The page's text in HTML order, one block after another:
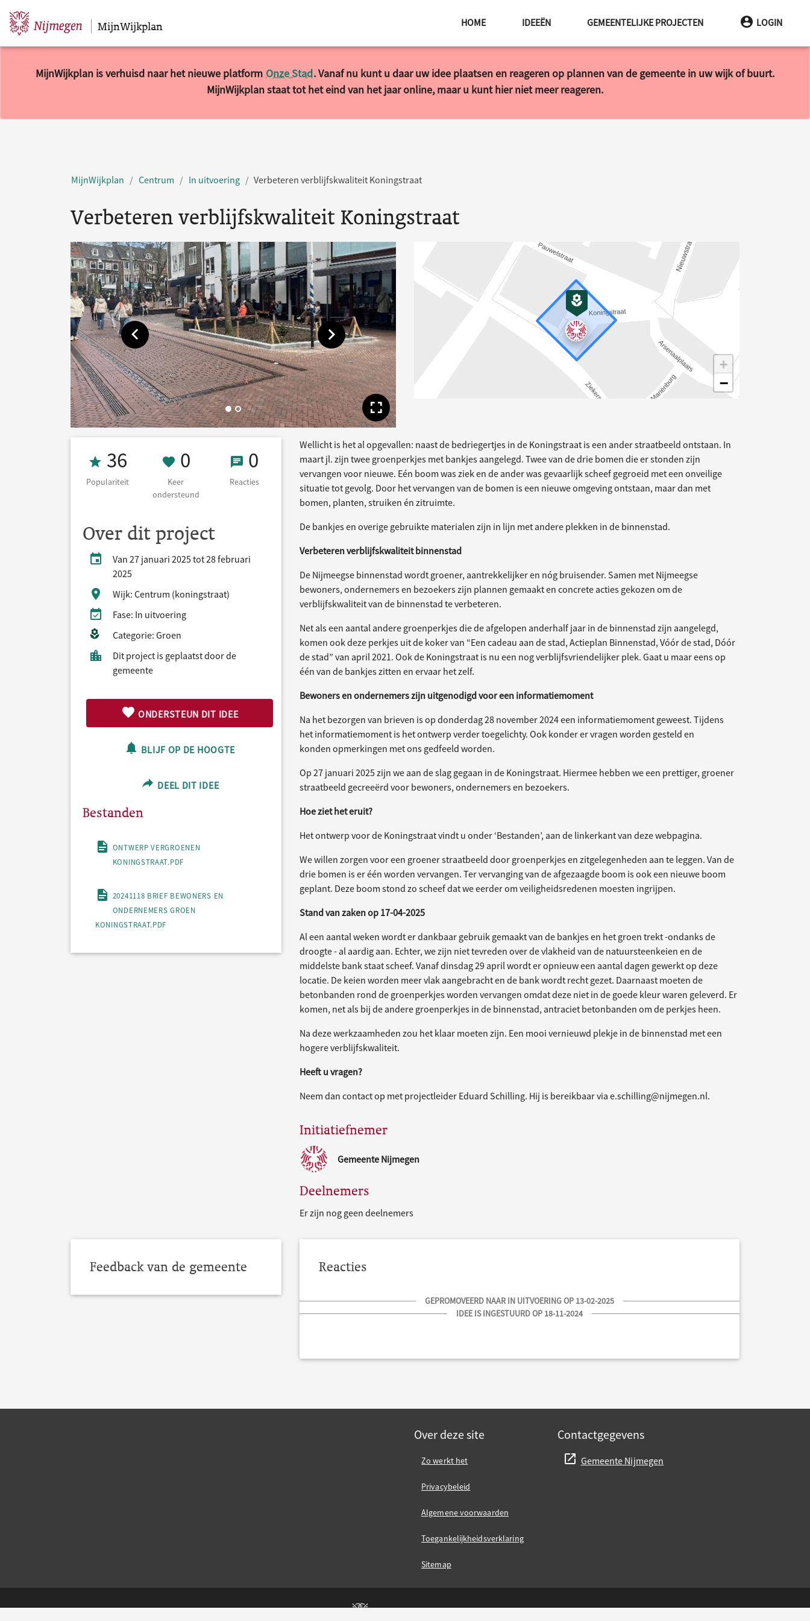
Sla navigatie over MijnWijkplan HOME IDEEËN GEMEENTELIJKE PROJECTEN LOGIN
MijnWijkplan is verhuisd naar het nieuwe platform Onze Stad. Vanaf nu kunt u daar uw idee plaatsen en reageren op plannen van de gemeente in uw wijk of buurt.
MijnWijkplan staat tot het eind van het jaar online, maar u kunt hier niet meer reageren.
MijnWijkplan Centrum In uitvoering Verbeteren verblijfskwaliteit Koningstraat
Verbeteren verblijfskwaliteit Koningstraat
Toon vorige afbeelding Toon volgende afbeelding
Toon volledige afbeelding
+
−
Populariteit 36
36
Populariteit
0 Keer ondersteund
0
Keer
ondersteund
0 Reacties
0
Reacties
Over dit project
Van 27 januari 2025 tot 28 februari
2025
Wijk: Centrum (koningstraat)
Fase: In uitvoering
Categorie: Groen
Dit project is geplaatst door de
gemeente
ONDERSTEUN DIT IDEE
BLIJF OP DE HOOGTE
DEEL DIT IDEE
Bestanden
ONTWERP VERGROENEN
KONINGSTRAAT.PDF
20241118 BRIEF BEWONERS EN
ONDERNEMERS GROEN
KONINGSTRAAT.PDF
Wellicht is het al opgevallen: naast de bedriegertjes in de Koningstraat is een ander straatbeeld ontstaan. In
maart jl. zijn twee groenperkjes met bankjes aangelegd. Twee van de drie bomen die er stonden zijn
vervangen voor nieuwe. Eén boom was ziek en de ander was gevaarlijk scheef gegroeid met een onveilige
situatie tot gevolg. Door het vervangen van de bomen is een nieuwe omgeving ontstaan, maar dan met
bomen, planten, struiken én zitruimte.
De bankjes en overige gebruikte materialen zijn in lijn met andere plekken in de binnenstad.
Verbeteren verblijfskwaliteit binnenstad
De Nijmeegse binnenstad wordt groener, aantrekkelijker en nóg bruisender. Samen met Nijmeegse
bewoners, ondernemers en bezoekers zijn plannen gemaakt en concrete acties gekozen om de
verblijfskwaliteit van de binnenstad te verbeteren.
Net als een aantal andere groenperkjes die de afgelopen anderhalf jaar in de binnenstad zijn aangelegd,
komen ook deze perkjes uit de koker van “Een cadeau aan de stad, Actieplan Binnenstad, Vóór de stad, Dóór
de stad” van april 2021. Ook de Koningstraat is nu een nog verblijfsvriendelijker plek. Gaat u maar eens op
één van de bankjes zitten en ervaar het zelf.
Bewoners en ondernemers zijn uitgenodigd voor een informatiemoment
Na het bezorgen van brieven is op donderdag 28 november 2024 een informatiemoment geweest. Tijdens
het informatiemoment is het ontwerp verder toegelichty. Ook konder er vragen worden gesteld en
konden opmerkingen met ons gedfeeld worden.
Op 27 januari 2025 zijn we aan de slag gegaan in de Koningstraat. Hiermee hebben we een prettiger, groener
straatbeeld gecreeërd voor bewoners, ondernemers en bezoekers.
Hoe ziet het eruit?
Het ontwerp voor de Koningstraat vindt u onder ‘Bestanden’, aan de linkerkant van deze webpagina.
We willen zorgen voor een groener straatbeeld door groenperkjes en zitgelegenheden aan te leggen. Van de
drie bomen is er één worden vervangen. Ter vervanging van de afgezaagde boom is ook een nieuwe boom
geplant. Deze boom stond zo scheef dat we eerder om veiligheidsredenen moesten ingrijpen.
Stand van zaken op 17-04-2025
Al een aantal weken wordt er dankbaar gebruik gemaakt van de bankjes en het groen trekt -ondanks de
droogte - al aardig aan. Echter, we zijn niet tevreden over de vlakheid van de natuursteenkeien en de
middelste bank staat scheef. Vanaf dinsdag 29 april wordt er opnieuw een aantal dagen gewerkt op deze
locatie. De keien worden meer vlak aangebracht en de bank wordt recht gezet. Daarnaast moeten de
betonbanden rond de groenperkjes worden vervangen omdat deze niet in de goede kleur waren geleverd. Er
komen, net als bij de andere groenperkjes in de binnenstad, antraciet betonbanden om de perkjes heen.
Na deze werkzaamheden zou het klaar moeten zijn. Een mooi vernieuwd plekje in de binnenstad met een
hogere verblijfskwaliteit.
Heeft u vragen?
Neem dan contact op met projectleider Eduard Schilling. Hij is bereikbaar via e.schilling@nijmegen.nl.
Initiatiefnemer
Gemeente Nijmegen
Deelnemers
Er zijn nog geen deelnemers
Feedback van de gemeente Reacties
GEPROMOVEERD NAAR IN UITVOERING OP 13-02-2025
IDEE IS INGESTUURD OP 18-11-2024
Over deze site
Zo werkt het
Privacybeleid
Algemene voorwaarden
Toegankelijkheidsverklaring
Sitemap
Contactgegevens
Gemeente Nijmegen
Gemeente Nijmegen